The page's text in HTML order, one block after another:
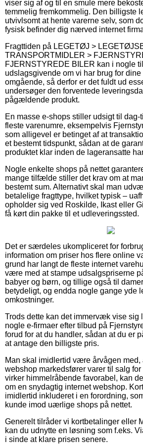
viser sig af og til en smule mere
temmelig fremkommelig. Den billigste
utvivlsomt at hente varerne selv, som
fysisk befinder dig nærved internet
Fragttiden på LEGETØJ >
TRANSPORTMIDLER >
FJERNSTYREDE BILER kan i nogle
udslagsgivende om vi har brug for
omgående, så derfor er det fuldt ud
undersøger den forventede
pågældende produkt.
En masse e-shops stiller udsigt til dag-
fleste varenumre, eksempelvis
som alligevel er betinget af at
et bestemt tidspunkt, sådan at de
produktet klar inden de lageransatte
Nogle enkelte shops på nettet
mange tilfælde stiller det krav om at
bestemt sum. Alternativt skal man
betalelige fragttype, hvilket typisk –
opholder sig ved Roskilde, Ikast eller
få kørt din pakke til et udleveringssted.
Det er særdeles ukompliceret for
information om priser hos flere online
grund har langt de fleste internet
være med at stampe udsalgspriserne
babyer og børn, og tillige også til
betydeligt, og endda nogle gange yde
omkostninger.
Trods dette kan det immervæk vise sig
nogle e-firmaer efter tilbud på
forud for at du handler, sådan at du er
at antage den billigste pris.
Man skal imidlertid være årvågen med,
webshop markedsfører varer til salg
virker himmelråbende favorabel, kan
om en snydagtig internet webshop.
imidlertid inkluderet i en forordning,
kunde imod uærlige shops på nettet.
Generelt tilråder vi kortbetalinger eller
kan du udnytte en løsning som f.eks.
i sinde at klare prisen senere.